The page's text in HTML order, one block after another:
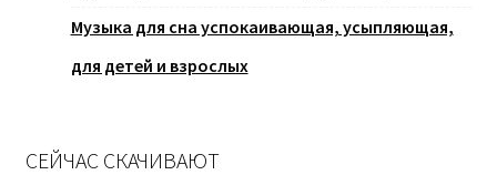
Музыка для сна успокаивающая, усыпляющая,
для детей и взрослых
СЕЙЧАС СКАЧИВАЮТ